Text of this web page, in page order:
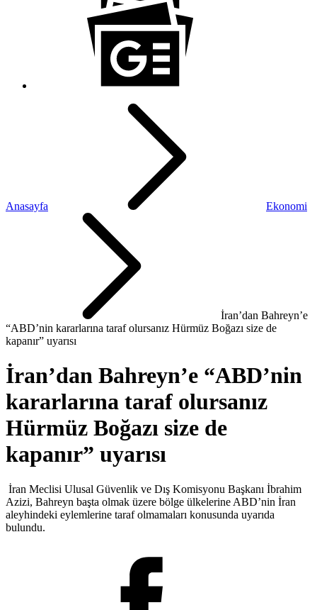
Anasayfa Ekonomi
İran’dan Bahreyn’e
“ABD’nin kararlarına taraf olursanız Hürmüz Boğazı size de
kapanır” uyarısı
İran’dan Bahreyn’e “ABD’nin
kararlarına taraf olursanız
Hürmüz Boğazı size de
kapanır” uyarısı
İran Meclisi Ulusal Güvenlik ve Dış Komisyonu Başkanı İbrahim
Azizi, Bahreyn başta olmak üzere bölge ülkelerine ABD’nin İran
aleyhindeki eylemlerine taraf olmamaları konusunda uyarıda
bulundu.